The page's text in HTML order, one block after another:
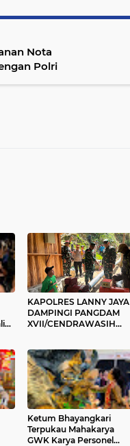
Nota
Polri
KAPOLRES LANNY JAYA
DAMPINGI PANGDAM
XVII/CENDRAWASIH
JAYA, BANGUN PLTMH
HINGGA RTLH
Ketum Bhayangkari
Terpukau Mahakarya
GWK Karya Personel